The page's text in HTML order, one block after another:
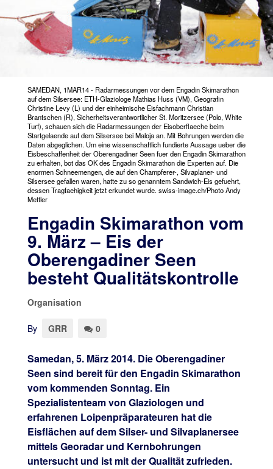
SAMEDAN, 1MAR14 - Radarmessungen vor dem Engadin Skimarathon
auf dem Silsersee: ETH-Glaziologe Mathias Huss (VM), Geografin
Christine Levy (L) und der einheimische Eisfachmann Christian
Brantschen (R), Sicherheitsverantwortlicher St. Moritzersee (Polo, White
Turf), schauen sich die Radarmessungen der Eisoberflaeche beim
Startgelaende auf dem Silsersee bei Maloja an. Mit Bohrungen werden die
Daten abgeglichen. Um eine wissenschaftlich fundierte Aussage ueber die
Eisbeschaffenheit der Oberengadiner Seen fuer den Engadin Skimarathon
zu erhalten, bot das OK des Engadin Skimarathon die Experten auf. Die
enormen Schneemengen, die auf den Champferer-, Silvaplaner- und
Silsersee gefallen waren, hatte zu so genanntem Sandwich-Eis gefuehrt,
dessen Tragfaehigkeit jetzt erkundet wurde. swiss-image.ch/Photo Andy
Mettler
Engadin Skimarathon vom
9. März – Eis der
Oberengadiner Seen
besteht Qualitätskontrolle
Organisation
By GRR 0
Samedan, 5. März 2014. Die Oberengadiner
Seen sind bereit für den Engadin Skimarathon
vom kommenden Sonntag. Ein
Spezialistenteam von Glaziologen und
erfahrenen Loipenpräparateuren hat die
Eisflächen auf dem Silser- und Silvaplanersee
mittels Georadar und Kernbohrungen
untersucht und ist mit der Qualität zufrieden.